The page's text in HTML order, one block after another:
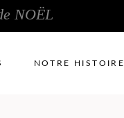
NOËL
NOTRE HISTOIRE